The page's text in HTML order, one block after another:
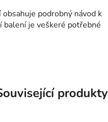
obsahuje podrobný návod k
balení je veškeré potřebné
produkty